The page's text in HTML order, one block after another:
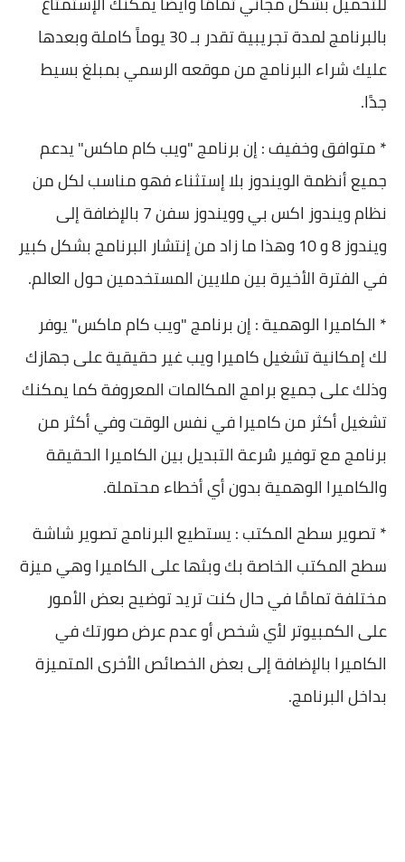
بالبرنامج لمدة تجريبية تقدر بـ 30 يوماً كاملة وبعدها
عليك شراء البرنامج من موقعه الرسمي بمبلغ بسيط
جدًا.
* متوافق وخفيف : إن برنامج "ويب كام ماكس" يدعم
جميع أنظمة الويندوز بلا إستثناء فهو مناسب لكل من
نظام ويندوز اكس بي وويندوز سفن 7 بالإضافة إلى
ويندوز 8 و 10 وهذا ما زاد من إنتشار البرنامج بشكل كبير
في الفترة الأخيرة بين ملايين المستخدمين حول العالم.
* الكاميرا الوهمية : إن برنامج "ويب كام ماكس" يوفر
لك إمكانية تشغيل كاميرا ويب غير حقيقية على جهازك
وذلك على جميع برامج المكالمات المعروفة كما يمكنك
تشغيل أكثر من كاميرا في نفس الوقت وفي أكثر من
برنامج مع توفير سُرعة التبديل بين الكاميرا الحقيقة
والكاميرا الوهمية بدون أي أخطاء محتملة.
* تصوير سطح المكتب : يستطيع البرنامج تصوير شاشة
سطح المكتب الخاصة بك وبثها على الكاميرا وهي ميزة
مختلفة تمامًا في حال كنت تريد توضيح بعض الأمور
على الكمبيوتر لأي شخص أو عدم عرض صورتك في
الكاميرا بالإضافة إلى بعض الخصائص الأخرى المتميزة
بداخل البرنامج.